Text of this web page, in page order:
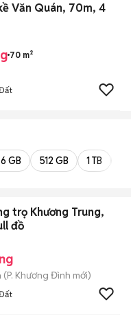
Văn Quán, 70m, 4
70 m²
GB 512 GB 1 TB
trọ Khương Trung,
đồ
(P. Khương Đình mới)